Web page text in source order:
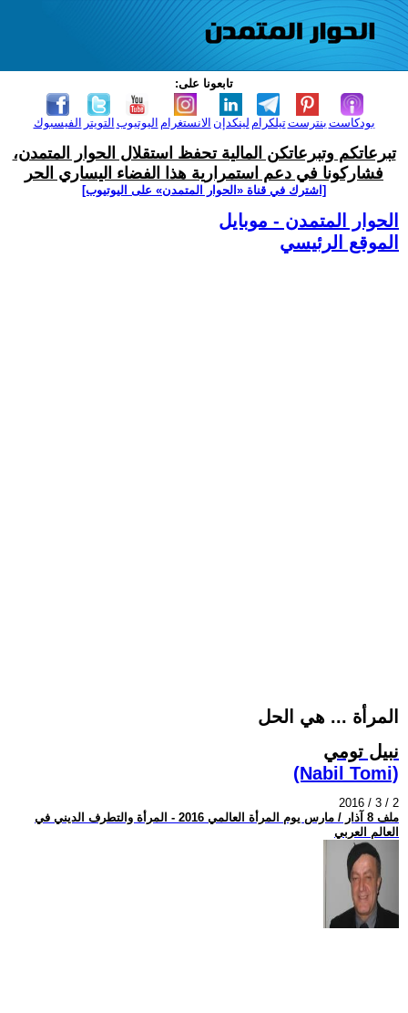
تابعونا على:
الفيسبوك التويتر اليوتيوب الانستغرام لينكدإن تيلكرامبنترست بودكاست
تبرعاتكم وتبرعاتكن المالية تحفظ استقلال الحوار المتمدن،
فشاركونا في دعم استمرارية هذا الفضاء اليساري الحر
[اشترك في قناة ‫«الحوار المتمدن» على اليوتيوب]
الحوار المتمدن - موبايل
الموقع الرئيسي
المرأة ... هي الحل
نبيل تومي
(Nabil Tomi)
2016 / 3 / 2
ملف 8 آذار / مارس يوم المرأة العالمي 2016 - المرأة والتطرف الديني في
العالم العربي